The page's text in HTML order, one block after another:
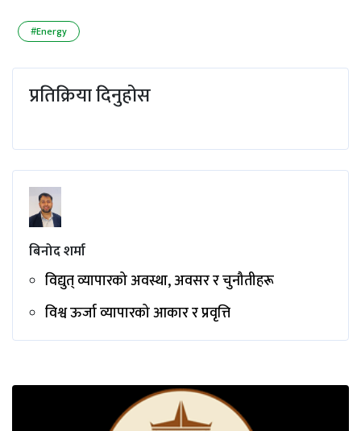
#Energy
प्रतिक्रिया दिनुहोस
बिनोद शर्मा
विद्युत् व्यापारको अवस्था, अवसर र चुनौतीहरू
विश्व ऊर्जा व्यापारको आकार र प्रवृत्ति